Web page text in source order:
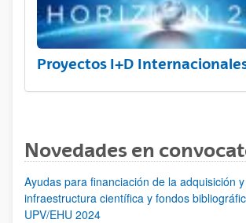
Proyectos I+D
Novedades en
Ayudas para financiación de la adquisición
infraestructura científica y fondos
UPV/EHU 2024